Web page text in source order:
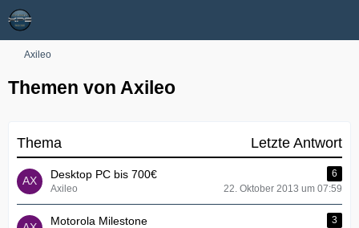
Axileo
Themen von Axileo
Thema Letzte Antwort
Desktop PC bis 700€
6
Axileo
22. Oktober 2013 um 07:59
Motorola Milestone
3